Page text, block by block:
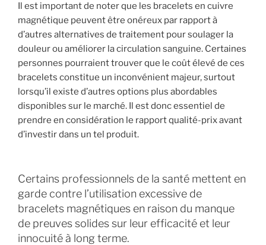
Il est important de noter que les bracelets en cuivre
magnétique peuvent être onéreux par rapport à
d’autres alternatives de traitement pour soulager la
douleur ou améliorer la circulation sanguine. Certaines
personnes pourraient trouver que le coût élevé de ces
bracelets constitue un inconvénient majeur, surtout
lorsqu’il existe d’autres options plus abordables
disponibles sur le marché. Il est donc essentiel de
prendre en considération le rapport qualité-prix avant
d’investir dans un tel produit.
Certains professionnels de la santé mettent en
garde contre l’utilisation excessive de
bracelets magnétiques en raison du manque
de preuves solides sur leur efficacité et leur
innocuité à long terme.